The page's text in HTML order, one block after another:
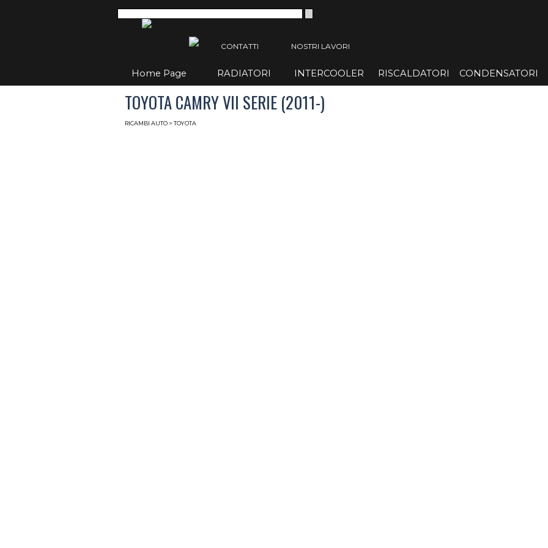
Salta menù
CONTATTI NOSTRI LAVORI
Home Page RADIATORI ▼
INTERCOOLER ▼
RISCALDATORI ▼
CONDENSATORI
TOYOTA CAMRY VII SERIE (2011-)
RICAMBI AUTO > TOYOTA